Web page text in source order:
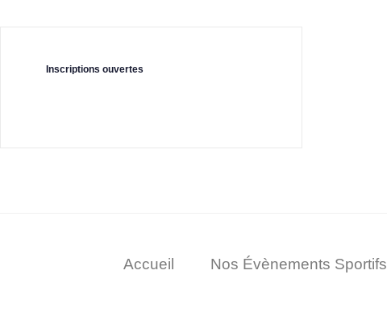
Inscriptions ouvertes
Accueil Nos Évènements Sportifs